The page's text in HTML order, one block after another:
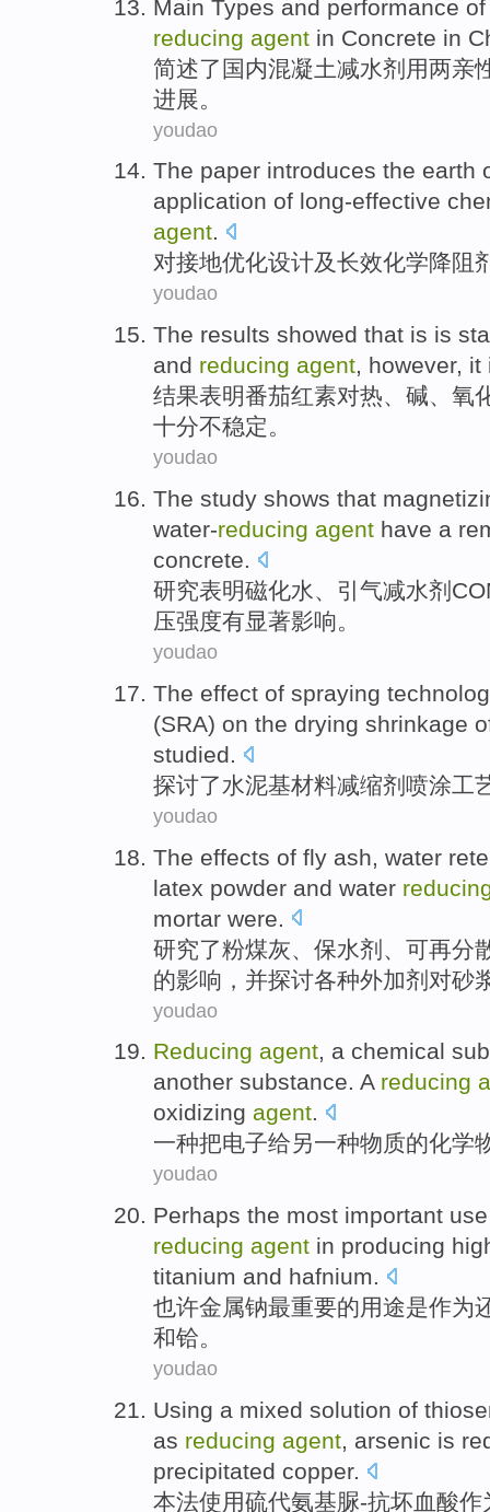
Main Types and performance of
reducing agent in Concrete in
简述了 国内混凝土减水剂 用两亲
进展。
youdao
The paper introduces the earth
application of long-effective
agent.
对接地优化设计及长效化学降阻
youdao
The results showed that is is
and reducing agent, however, it
结果表明番茄红素对热、碱、 氧
十分不稳定。
youdao
The study shows that
water-reducing agent have a
concrete.
研究表明磁化水、 引气减水剂
压强度有显著影响。
youdao
The effect of spraying
(SRA) on the drying shrinkage
studied.
探讨了水泥基材料减缩剂 喷涂工
youdao
The effects of fly ash water
latex powder and water
mortar were
研究了粉煤灰 、保水剂 、可再分
的影响， 并探讨各种外加剂对砂
youdao
Reducing agent, a chemical
another substance. A reducing
oxidizing agent.
一种把电子给另一种物质的化学
youdao
Perhaps the most important use
reducing agent in producing
titanium and hafnium.
也许金属钠最重要的用途是作为
和铪。
youdao
Using a mixed solution of
as reducing agent, arsenic is
precipitated copper.
本法使用硫代氨基脲-抗坏血酸作